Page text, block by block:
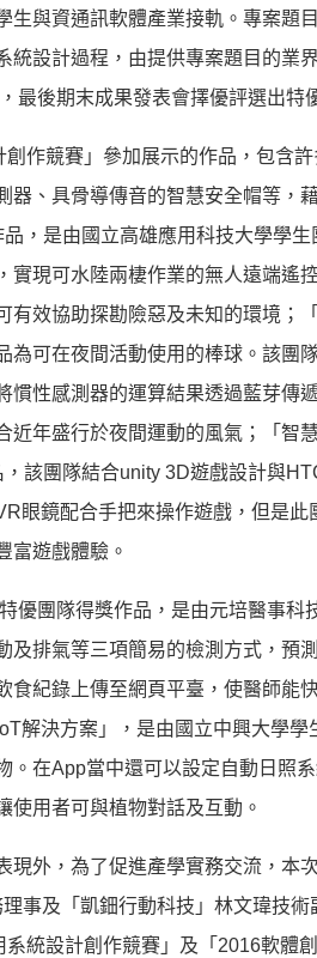
生與資通訊軟體產業接軌。專案題
統設計過程，由提供專案題目的業
最後期末成果發表會擇優評選出特
創作競賽」參加展示的作品，包含
器、具骨導傳音的智慧安全帽等，
，是由國立高雄應用科技大學學
實現可水陸兩棲作業的無人遠端遙
有效協助探勘險惡及未知的環境；
為可在夜間活動使用的棒球。該團
慣性感測器的運算結果透過藍芽傳
近年盛行於夜間運動的風氣；「智
該團隊結合unity 3D遊戲設計與
眼鏡配合手把來操作遊戲，但是
富遊戲體驗。
優團隊得獎作品，是由元培醫事
及排氣等三項簡易的檢測方式，預
食紀錄上傳至網頁平臺，使醫師能
解決方案」，是由國立中興大學
。在App當中還可以設定自動日照
使用者可與植物對話及互動。
現外，為了促進產學實務交流，本
事及「凱鈿行動科技」林文瑋技
統設計創作競賽」及「2016軟體